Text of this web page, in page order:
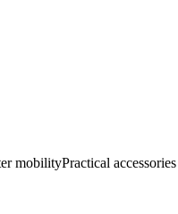
mobilityPractical